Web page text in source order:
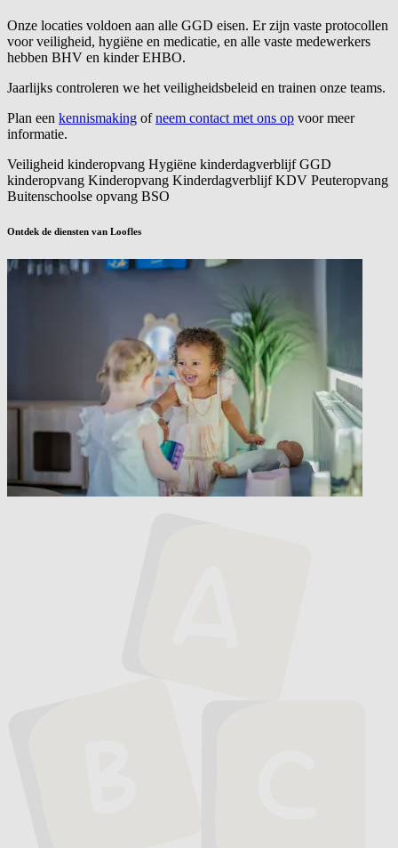
Onze locaties voldoen aan alle GGD eisen. Er zijn vaste protocollen
voor veiligheid, hygiëne en medicatie, en alle vaste medewerkers
hebben BHV en kinder EHBO.
Jaarlijks controleren we het veiligheidsbeleid en trainen onze teams.
Plan een kennismaking ofneem contact met ons op voor meer
informatie.
Veiligheid kinderopvang Hygiëne kinderdagverblijfGGD
kinderopvang Kinderopvang KinderdagverblijfKDV Peuteropvang
Buitenschoolse opvang BSO
Ontdek de diensten van Loofles